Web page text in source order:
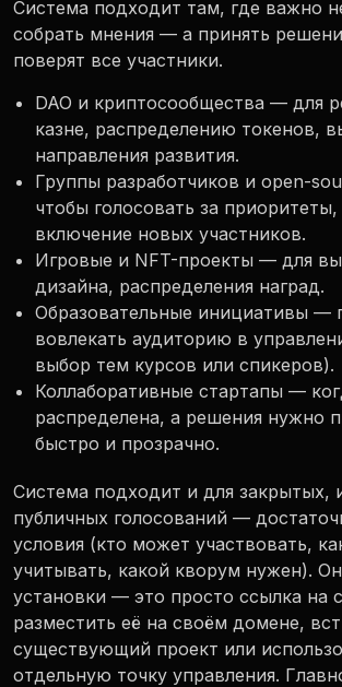
Система подходит там, где важно
собрать мнения — а принять
поверят все участники.
DAO и криптосообщества — для
казне, распределению токенов,
направления развития.
Группы разработчиков и open-
чтобы голосовать за
включение новых участников.
Игровые и NFT-проекты — для
дизайна, распределения наград.
Образовательные инициативы —
вовлекать аудиторию в
выбор тем курсов или спикеров).
Коллаборативные стартапы —
распределена, а решения нужно
быстро и прозрачно.
Система подходит и для закрытых,
публичных голосований —
условия (кто может участвовать,
учитывать, какой кворум нужен).
установки — это просто ссылка на
разместить её на своём домене,
существующий проект или
отдельную точку управления.